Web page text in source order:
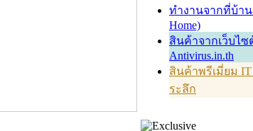
ทำงานจากที่บ้าน
Home)
สินค้าจากเว็บไซ
Antivirus.in.th
สินค้าพรีเมี่ยม
ระลึก